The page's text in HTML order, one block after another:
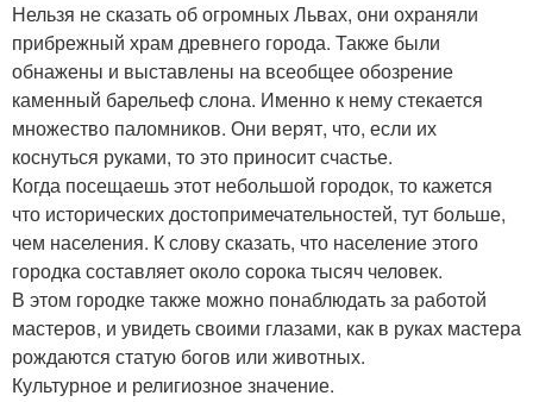
Нельзя не сказать об огромных Львах, они охраняли
прибрежный храм древнего города. Также были
обнажены и выставлены на всеобщее обозрение
каменный барельеф слона. Именно к нему стекается
множество паломников. Они верят, что, если их
коснуться руками, то это приносит счастье.
Когда посещаешь этот небольшой городок, то кажется
что исторических достопримечательностей, тут больше,
чем населения. К слову сказать, что население этого
городка составляет около сорока тысяч человек.
В этом городке также можно понаблюдать за работой
мастеров, и увидеть своими глазами, как в руках мастера
рождаются статую богов или животных.
Культурное и религиозное значение.